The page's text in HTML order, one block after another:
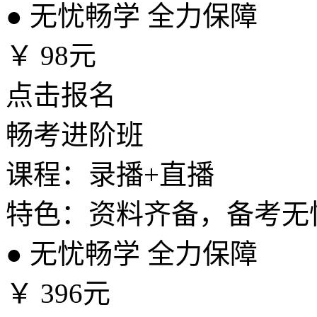
● 无忧畅学 全力保障
￥ 98元
点击报名
畅考进阶班
课程：录播+直播
特色：资料齐备，备考无
● 无忧畅学 全力保障
￥ 396元